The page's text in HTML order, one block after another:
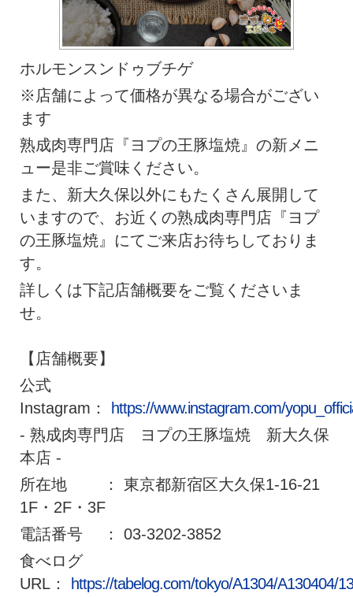
ホルモンスンドゥブチゲ
※店舗によって価格が異なる場合がござい
ます
熟成肉専門店『ヨプの王豚塩焼』の新メニ
ュー是非ご賞味ください。
また、新大久保以外にもたくさん展開して
いますので、お近くの熟成肉専門店『ヨプ
の王豚塩焼』にてご来店お待ちしておりま
す。
詳しくは下記店舗概要をご覧くださいま
せ。
【店舗概要】
公式
Instagram： https://www.instagram.com/
- 熟成肉専門店 ヨプの王豚塩焼 新大久保
本店 -
所在地 ： 東京都新宿区大久保1-16-21
1F・2F・3F
電話番号 ： 03-3202-3852
食べログ
URL： https://tabelog.com/tokyo/A1304/A130404/